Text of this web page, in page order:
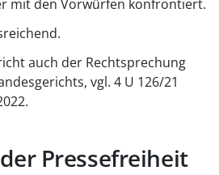
mit den Vorwürfen konfrontiert.
auch der Rechtsprechung
vgl. 4 U 126/21
Pressefreiheit